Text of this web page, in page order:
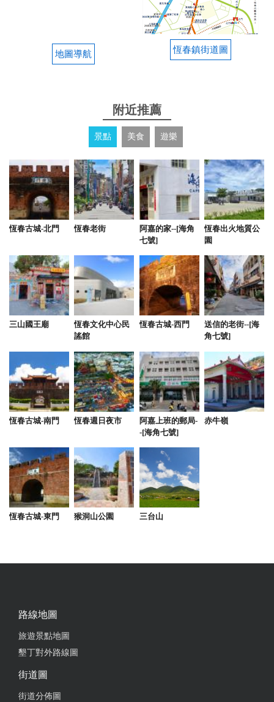
房間空間足夠，清潔做得到位，清潔員也禮貌及細
from google
態度優良，房間多樣選擇，下次會在列入考慮
2022-11-19 01:22:33
很新的一棟房子，每間房間都感到很舒適，很適合一
大群朋友親戚住宿，溫馨感很重
from google
2022-09-18 11:10:05
客廳房間環境都很乾淨，戲水池還有小朋友愛的彩虹
馬❤️，老闆人好又客氣，下次來墾丁玩還會回訪～
2022-08-23 14:40:16
民宿乾淨舒適環境溫馨，卡拉OK新歌滿滿，烤肉設備
很像在國外那種站著烤的很方便，戲水池也比想像中
大，老闆親切大方，下次再去墾丁會想再住，推推☺️
地圖導航 恆春鎮街道圖
附近推薦
景點 美食 遊樂
恆春古城-北門 恆春老街
阿嘉的家--[海角
七號]
恆春出火地質公
園
三山國王廟
恆春文化中心民
謠館
恆春古城-西門
送信的老街--[海
角七號]
恆春古城-南門 恆春週日夜市
阿嘉上班的郵局-
-[海角七號]
赤牛嶺
恆春古城-東門 猴洞山公園 三台山
路線地圖
旅遊景點地圖
墾丁對外路線圖
街道圖
街道分佈圖